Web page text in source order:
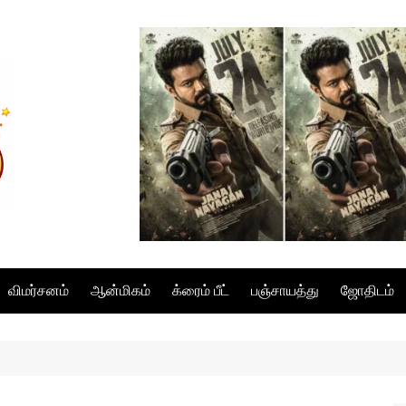
விமர்சனம் ஆன்மிகம் க்ரைம் பீட் பஞ்சாயத்து ஜோதிடம்